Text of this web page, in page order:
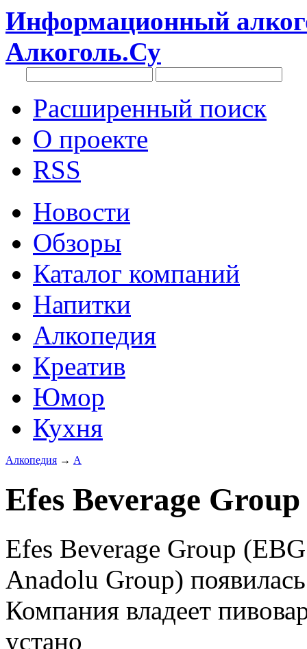
Информационный
Алкоголь.Су
Расширенный поиск
О проекте
RSS
Новости
Обзоры
Каталог компаний
Напитки
Алкопедия
Креатив
Юмор
Кухня
Алкопедия → А
Efes Beverage Group
Efes Beverage Group
Anadolu Group)
Компания владеет
устано